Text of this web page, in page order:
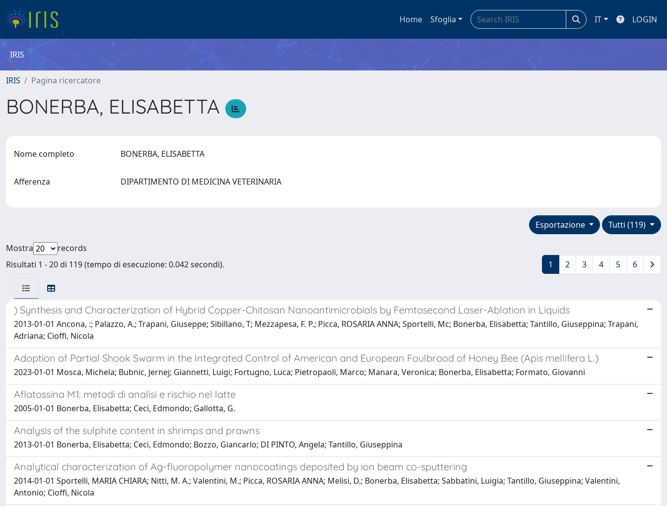
Home Sfoglia IT LOGIN
IRIS
IRIS Pagina ricercatore
BONERBA, ELISABETTA
Nome completo BONERBA, ELISABETTA
Afferenza DIPARTIMENTO DI MEDICINA VETERINARIA
Tutti (119)
Esportazione
Mostra
records
Risultati 1 - 20 di 119 (tempo di esecuzione: 0.042 secondi).
1 2 3 4 5 6
) Synthesis and Characterization of Hybrid Copper-Chitosan Nanoantimicrobials by Femtosecond Laser-Ablation in Liquids
2013-01-01 Ancona, :; Palazzo, A.; Trapani, Giuseppe; Sibillano, T; Mezzapesa, F. P.; Picca, ROSARIA ANNA; Sportelli, Mc; Bonerba, Elisabetta; Tantillo, Giuseppina; Trapani,
Adriana; Cioffi, Nicola
Adoption of Partial Shook Swarm in the Integrated Control of American and European Foulbrood of Honey Bee (Apis mellifera L.)
2023-01-01 Mosca, Michela; Bubnic, Jernej; Giannetti, Luigi; Fortugno, Luca; Pietropaoli, Marco; Manara, Veronica; Bonerba, Elisabetta; Formato, Giovanni
Aflatossina M1: metodi di analisi e rischio nel latte
2005-01-01 Bonerba, Elisabetta; Ceci, Edmondo; Gallotta, G.
Analysis of the sulphite content in shrimps and prawns
2013-01-01 Bonerba, Elisabetta; Ceci, Edmondo; Bozzo, Giancarlo; DI PINTO, Angela; Tantillo, Giuseppina
Analytical characterization of Ag-fluoropolymer nanocoatings deposited by ion beam co-sputtering
2014-01-01 Sportelli, MARIA CHIARA; Nitti, M. A.; Valentini, M.; Picca, ROSARIA ANNA; Melisi, D.; Bonerba, Elisabetta; Sabbatini, Luigia; Tantillo, Giuseppina; Valentini,
Antonio; Cioffi, Nicola